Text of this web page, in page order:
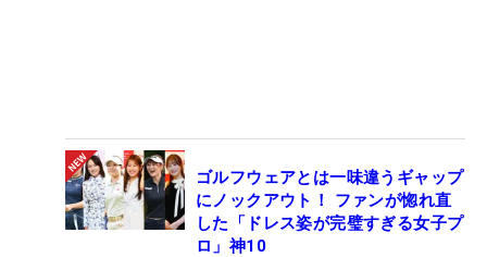
ゴルフウェアとは一味違うギャップ
にノックアウト！ ファンが惚れ直
した「ドレス姿が完璧すぎる女子プ
ロ」神10